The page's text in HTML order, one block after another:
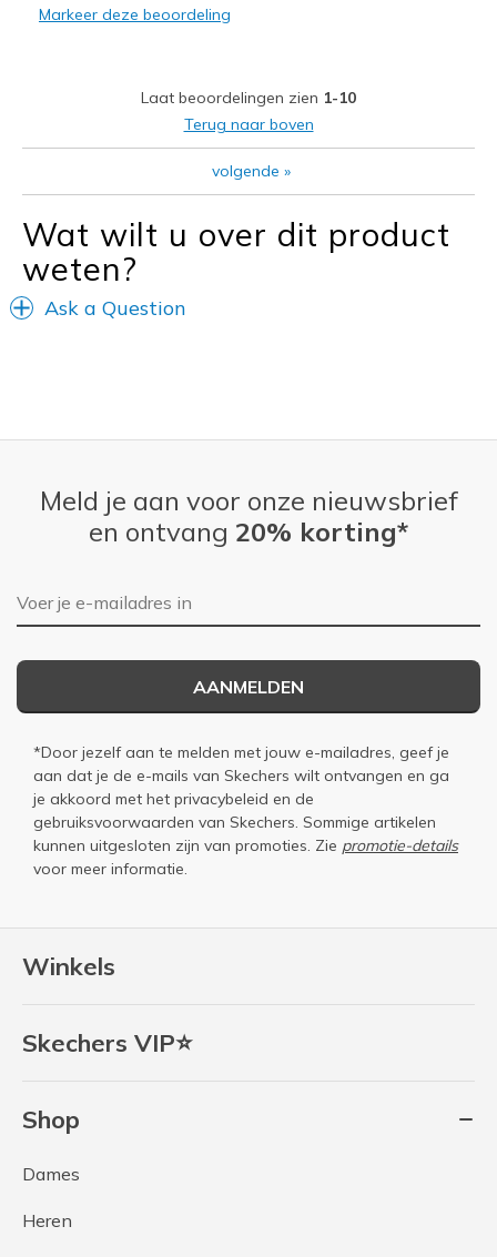
Going Out
Special Occasions
Width
Feels true to width
Sizing
View On Shoes
Shoes are for Wearing
Markeer deze beoordeling
Laat beoordelingen zien 1-10
Terug naar boven
volgende »
Wat wilt u over dit product
weten?
Ask a Question
Winkels
Skechers VIP⭐
Shop
Dames
Heren
Meld je aan voor onze nieuwsbrief
en ontvang 20% korting*
E-mailadres
AANMELDEN
*Door jezelf aan te melden met jouw e-mailadres, geef je
aan dat je de e-mails van Skechers wilt ontvangen en ga
je akkoord met het privacybeleid en de
gebruiksvoorwaarden van Skechers. Sommige artikelen
kunnen uitgesloten zijn van promoties. Zie promotie-details
voor meer informatie.